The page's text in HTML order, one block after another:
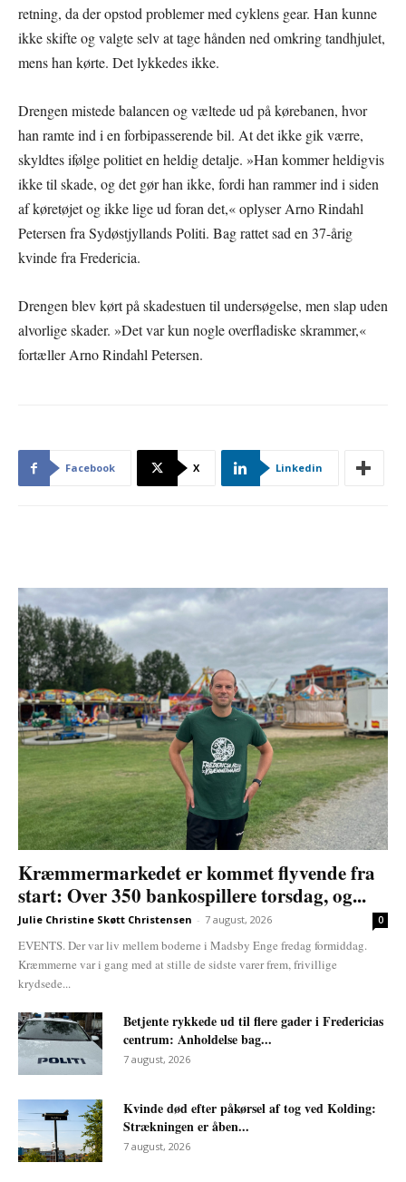
retning, da der opstod problemer med cyklens gear. Han kunne
ikke skifte og valgte selv at tage hånden ned omkring tandhjulet,
mens han kørte. Det lykkedes ikke.
Drengen mistede balancen og væltede ud på kørebanen, hvor
han ramte ind i en forbipasserende bil. At det ikke gik værre,
skyldtes ifølge politiet en heldig detalje. »Han kommer heldigvis
ikke til skade, og det gør han ikke, fordi han rammer ind i siden
af køretøjet og ikke lige ud foran det,« oplyser Arno Rindahl
Petersen fra Sydøstjyllands Politi. Bag rattet sad en 37-årig
kvinde fra Fredericia.
Drengen blev kørt på skadestuen til undersøgelse, men slap uden
alvorlige skader. »Det var kun nogle overfladiske skrammer,«
fortæller Arno Rindahl Petersen.
Facebook X Linkedin
Kræmmermarkedet er kommet flyvende fra
start: Over 350 bankospillere torsdag, og...
Julie Christine Skøtt Christensen - 7 august, 2026 0
EVENTS. Der var liv mellem boderne i Madsby Enge fredag formiddag.
Kræmmerne var i gang med at stille de sidste varer frem, frivillige
krydsede...
Betjente rykkede ud til flere gader i Fredericias
centrum: Anholdelse bag...
7 august, 2026
Kvinde død efter påkørsel af tog ved Kolding:
Strækningen er åben...
7 august, 2026